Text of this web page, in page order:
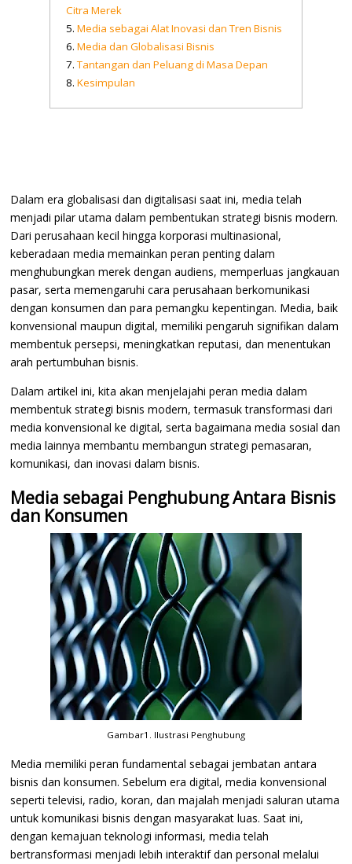
Citra Merek
Media sebagai Alat Inovasi dan Tren Bisnis
Media dan Globalisasi Bisnis
Tantangan dan Peluang di Masa Depan
Kesimpulan
Dalam era globalisasi dan digitalisasi saat ini, media telah
menjadi pilar utama dalam pembentukan strategi bisnis modern.
Dari perusahaan kecil hingga korporasi multinasional,
keberadaan media memainkan peran penting dalam
menghubungkan merek dengan audiens, memperluas jangkauan
pasar, serta memengaruhi cara perusahaan berkomunikasi
dengan konsumen dan para pemangku kepentingan. Media, baik
konvensional maupun digital, memiliki pengaruh signifikan dalam
membentuk persepsi, meningkatkan reputasi, dan menentukan
arah pertumbuhan bisnis.
Dalam artikel ini, kita akan menjelajahi peran media dalam
membentuk strategi bisnis modern, termasuk transformasi dari
media konvensional ke digital, serta bagaimana media sosial dan
media lainnya membantu membangun strategi pemasaran,
komunikasi, dan inovasi dalam bisnis.
Media sebagai Penghubung Antara Bisnis
dan Konsumen
Gambar1. Ilustrasi Penghubung
Media memiliki peran fundamental sebagai jembatan antara
bisnis dan konsumen. Sebelum era digital, media konvensional
seperti televisi, radio, koran, dan majalah menjadi saluran utama
untuk komunikasi bisnis dengan masyarakat luas. Saat ini,
dengan kemajuan teknologi informasi, media telah
bertransformasi menjadi lebih interaktif dan personal melalui